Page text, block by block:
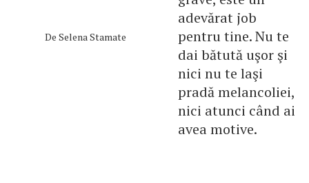
adevărat job
pentru tine. Nu te
dai bătută uşor şi
nici nu te laşi
pradă melancoliei,
nici atunci când ai
avea motive.
De Selena Stamate